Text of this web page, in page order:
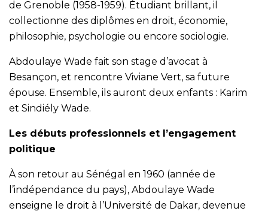
de Grenoble (1958-1959). Étudiant brillant, il
collectionne des diplômes en droit, économie,
philosophie, psychologie ou encore sociologie.
Abdoulaye Wade fait son stage d’avocat à
Besançon, et rencontre Viviane Vert, sa future
épouse. Ensemble, ils auront deux enfants : Karim
et Sindiély Wade.
Les débuts professionnels et l’engagement
politique
À son retour au Sénégal en 1960 (année de
l’indépendance du pays), Abdoulaye Wade
enseigne le droit à l’Université de Dakar, devenue